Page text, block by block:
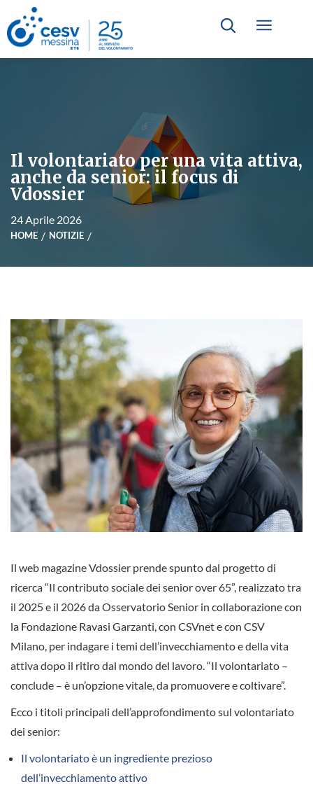
Il volontariato per una vita attiva,
anche da senior: il focus di
Vdossier
24 Aprile 2026
HOME NOTIZIE
Il web magazine Vdossier prende spunto dal progetto di
ricerca “Il contributo sociale dei senior over 65”, realizzato tra
il 2025 e il 2026 da Osservatorio Senior in collaborazione con
la Fondazione Ravasi Garzanti, con CSVnet e con CSV
Milano, per indagare i temi dell’invecchiamento e della vita
attiva dopo il ritiro dal mondo del lavoro. “Il volontariato –
conclude – è un’opzione vitale, da promuovere e coltivare”.
Ecco i titoli principali dell’approfondimento sul volontariato
dei senior:
Il volontariato è un ingrediente prezioso
dell’invecchiamento attivo